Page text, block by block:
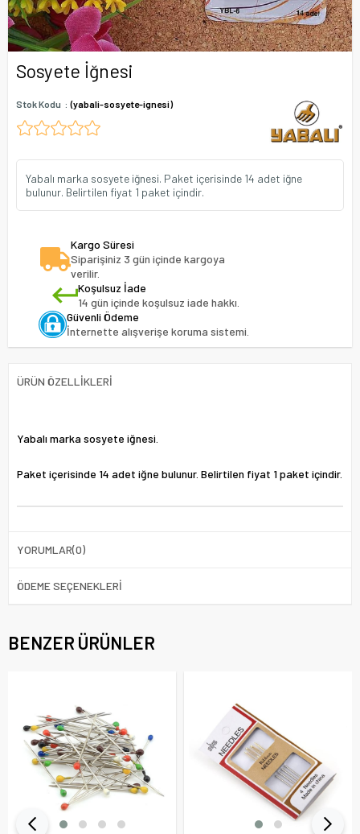
Sosyete İğnesi
Stok Kodu (yabali-sosyete-ignesi)
Yabalı marka sosyete iğnesi. Paket içerisinde 14 adet iğne
bulunur. Belirtilen fiyat 1 paket içindir.
Kargo Süresi
Siparişiniz 3 gün içinde kargoya
verilir.
Koşulsuz İade
14 gün içinde koşulsuz iade hakkı.
Güvenli Ödeme
İnternette alışverişe koruma sistemi.
ÜRÜN ÖZELLIKLERI
Yabalı marka sosyete iğnesi.
Paket içerisinde 14 adet iğne bulunur. Belirtilen fiyat 1 paket içindir.
YORUMLAR(0)
ÖDEME SEÇENEKLERI
BENZER ÜRÜNLER